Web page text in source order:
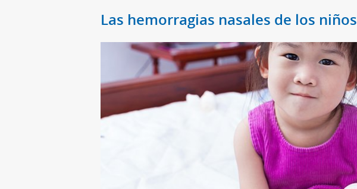
Las hemorragias nasales de los niños